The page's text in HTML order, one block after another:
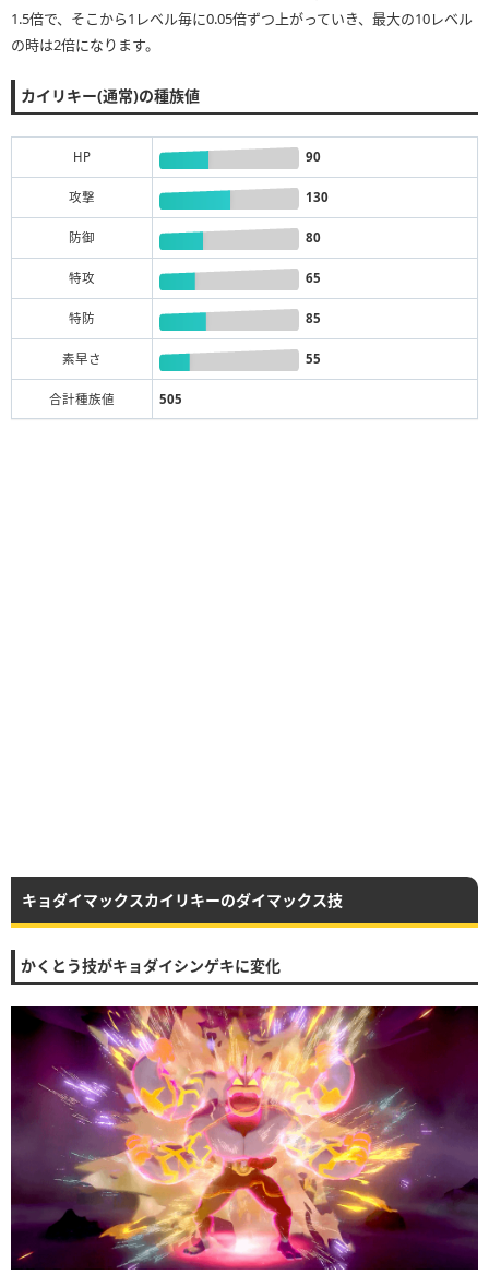
1.5倍で、そこから1レベル毎に0.05倍ずつ上がっていき、最大の10レベル
の時は2倍になります。
カイリキー(通常)の種族値
HP 90
攻撃 130
防御 80
特攻 65
特防 85
素早さ 55
合計種族値 505
キョダイマックスカイリキーのダイマックス技
かくとう技がキョダイシンゲキに変化